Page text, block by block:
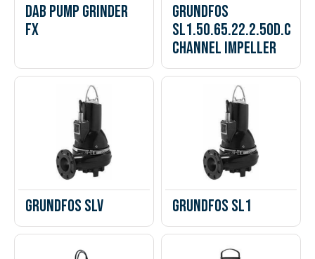
DAB PUMP GRINDER
FX
Grundfos
SL1.50.65.22.2.50D.C
Channel Impeller
Grundfos SLV Grundfos SL1